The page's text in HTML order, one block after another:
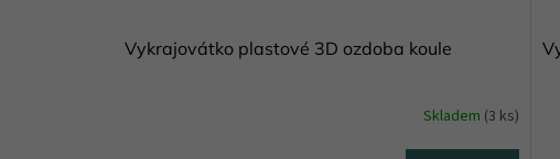
Vykrajovátko plastové 3D ozdoba koule
Skladem (3 ks)